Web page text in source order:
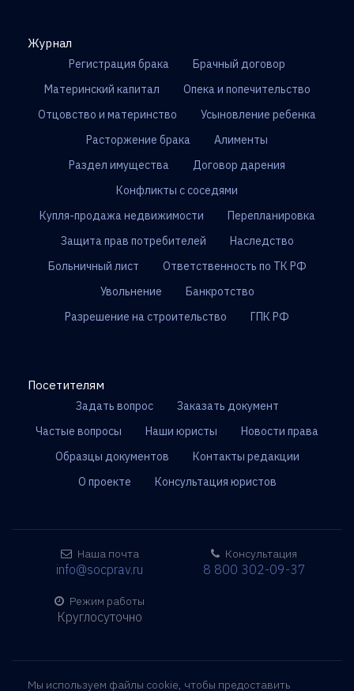
Журнал
Регистрация брака
Брачный договор
Материнский капитал
Опека и попечительство
Отцовство и материнство
Усыновление ребенка
Расторжение брака
Алименты
Раздел имущества
Договор дарения
Конфликты с соседями
Купля-продажа недвижимости
Перепланировка
Защита прав потребителей
Наследство
Больничный лист
Ответственность по ТК РФ
Увольнение
Банкротство
Разрешение на строительство
ГПК РФ
Посетителям
Задать вопрос
Заказать документ
Частые вопросы
Наши юристы
Новости права
Образцы документов
Контакты редакции
О проекте
Консультация юристов
Наша почта
info@socprav.ru
Режим работы
Круглосуточно
Консультация
8 800 302-09-37
Мы используем файлы cookie, чтобы предоставить